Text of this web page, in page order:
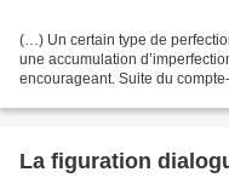
(…) Un certain type de
une accumulation
encourageant. Suite du
La figuration